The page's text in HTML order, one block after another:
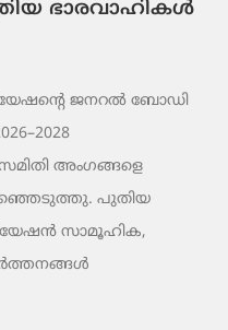
ഭാരവാഹികൾ
ജനറൽ ബോഡി
അംഗങ്ങളെ
പുതിയ
സാമൂഹിക,